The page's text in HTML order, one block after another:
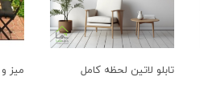
تابلو لاتین لحظه کامل میز